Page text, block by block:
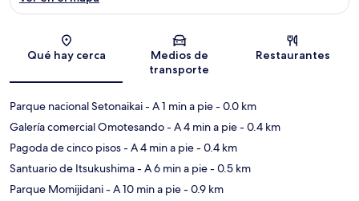
Sección del mapa
Qué hay cerca
Medios de
transporte
Restaurantes
Parque nacional Setonaikai- A 1 min a pie- 0.0 km
Galería comercial Omotesando- A 4 min a pie- 0.4 km
Pagoda de cinco pisos- A 4 min a pie- 0.4 km
Santuario de Itsukushima- A 6 min a pie- 0.5 km
Parque Momijidani- A 10 min a pie- 0.9 km